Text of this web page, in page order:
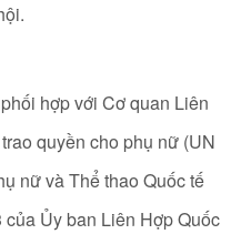
hợp với Cơ quan Liên
quyền cho phụ nữ (UN
nữ và Thể thao Quốc tế
của Ủy ban Liên Hợp Quốc